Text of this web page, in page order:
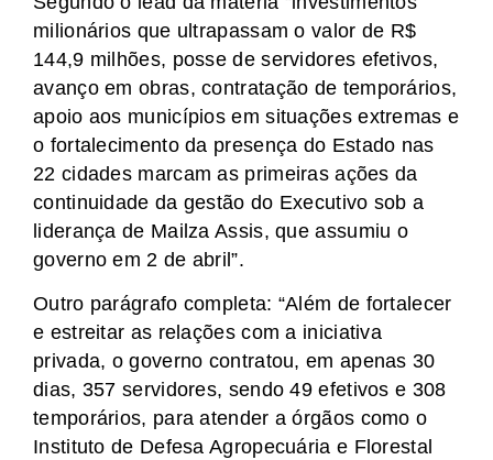
milionários que ultrapassam o valor de R$
144,9 milhões, posse de servidores efetivos,
avanço em obras, contratação de temporários,
apoio aos municípios em situações extremas e
o fortalecimento da presença do Estado nas
22 cidades marcam as primeiras ações da
continuidade da gestão do Executivo sob a
liderança de Mailza Assis, que assumiu o
governo em 2 de abril”.
Outro parágrafo completa: “Além de fortalecer
e estreitar as relações com a iniciativa
privada, o governo contratou, em apenas 30
dias, 357 servidores, sendo 49 efetivos e 308
temporários, para atender a órgãos como o
Instituto de Defesa Agropecuária e Florestal